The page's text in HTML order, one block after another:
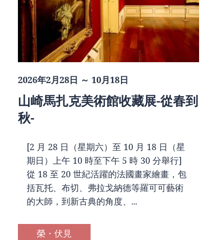
2026年2月28日 ～ 10月18日
山崎馬扎克美術館收藏展-從春到
秋-
[2 月 28 日（星期六）至 10 月 18 日（星
期日）上午 10 時至下午 5 時 30 分舉行]
從 18 至 20 世紀活躍的法國畫家繪畫，包
括瓦托、布切、弗拉戈納德等羅可可藝術
的大師，到新古典的角度、...
榮・伏見